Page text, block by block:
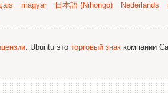
magyar 日本語 (Nihongo) Nederlands
. Ubuntu это торговый знак компании